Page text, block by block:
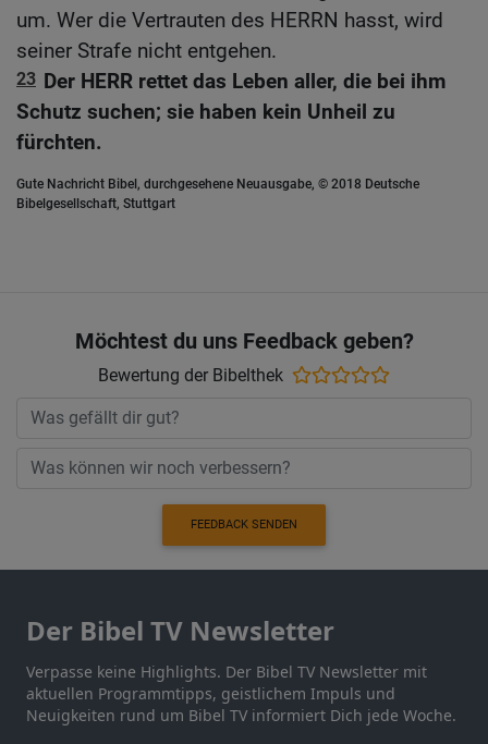
um. Wer die Vertrauten des HERRN hasst, wird
seiner Strafe nicht entgehen.
23 Der HERR rettet das Leben aller, die bei ihm
Schutz suchen; sie haben kein Unheil zu
fürchten.
Gute Nachricht Bibel, durchgesehene Neuausgabe, © 2018 Deutsche
Bibelgesellschaft, Stuttgart
Möchtest du uns Feedback geben?
Bewertung der Bibelthek
FEEDBACK SENDEN
Der Bibel TV Newsletter
Verpasse keine Highlights. Der Bibel TV Newsletter mit
aktuellen Programmtipps, geistlichem Impuls und
Neuigkeiten rund um Bibel TV informiert Dich jede Woche.